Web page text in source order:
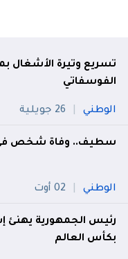
تسريع وتيرة الأشغال
الفوسفاتي
الوطني 26 جويلية
سطيف.. وفاة شخص في
الوطني 02 أوت
رئيس الجمهورية يهنئ
بكأس العالم